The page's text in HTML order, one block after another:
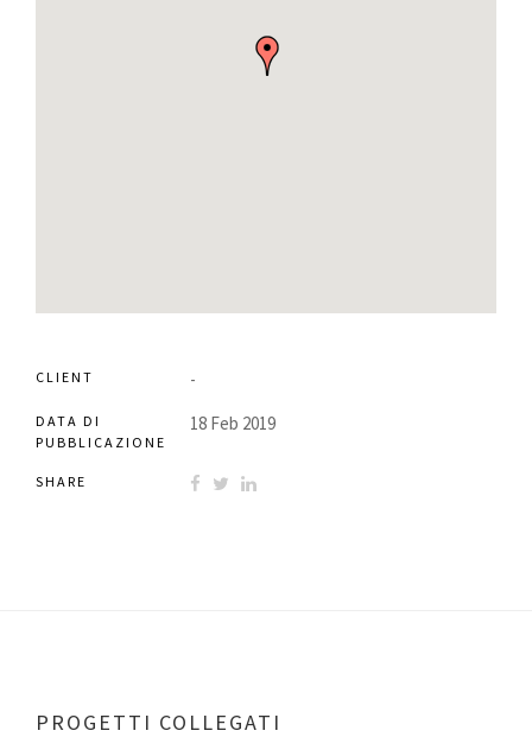
CLIENT -
DATA DI
PUBBLICAZIONE
18 Feb 2019
SHARE
PROGETTI COLLEGATI